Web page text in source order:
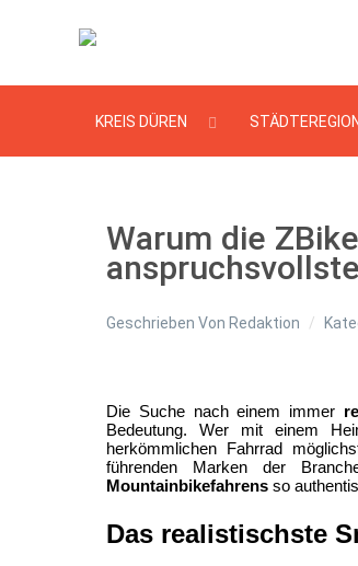
KREIS DÜREN
Warum die
Geschrieben Von Redaktion
Die Suche nach einem immer
Bedeutung. Wer mit einem
herkömmlichen Fahrrad
führenden Marken der
Mountainbikefahrens so
Das realistischste